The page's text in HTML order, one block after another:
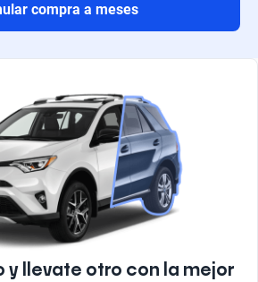
compra a meses
y llevate otro con la mejor